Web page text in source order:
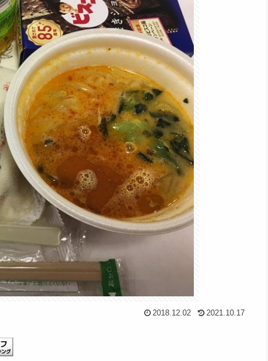
2018.12.02 2021.10.17